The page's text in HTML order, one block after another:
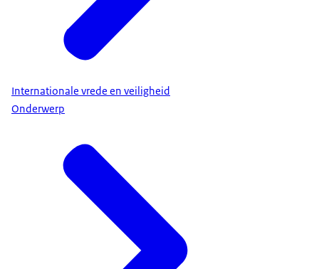
Internationale vrede en veiligheid
Onderwerp